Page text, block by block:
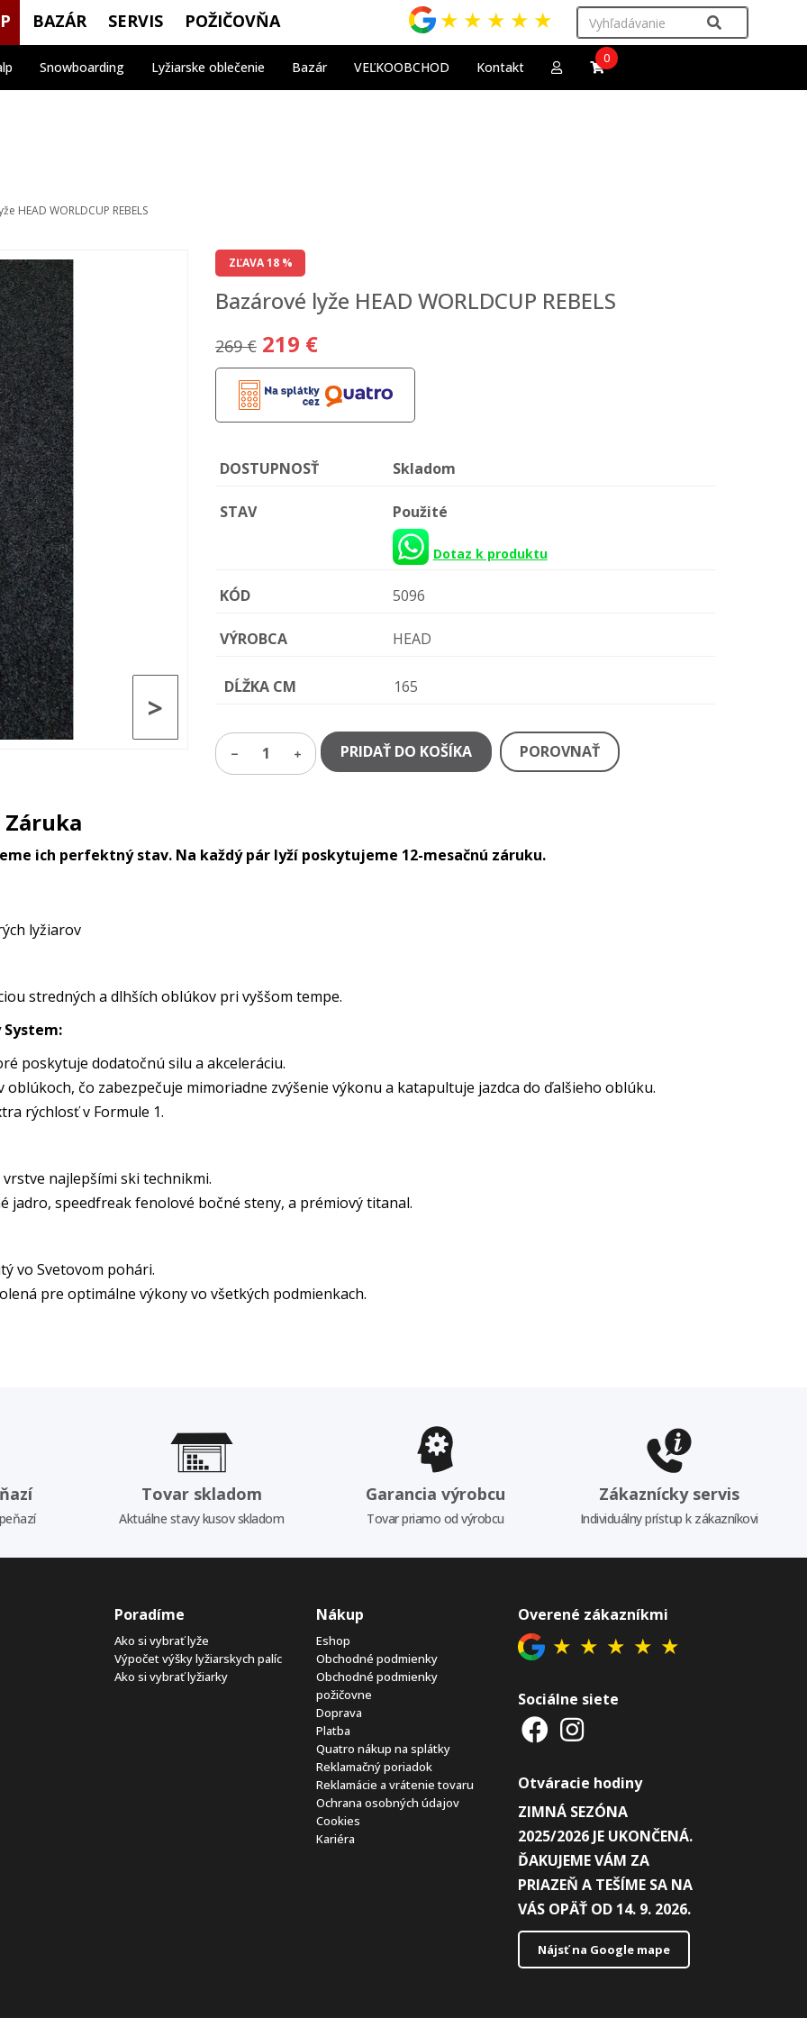
BAZÁR SERVIS POŽIČOVŇA ★ ★ ★ ★ ★
Snowboarding Lyžiarske oblečenie Bazár VEĽKOOBCHOD Kontakt
0
HEAD WORLDCUP REBELS
>
ZĽAVA 18 %
Bazárové lyže HEAD WORLDCUP REBELS
269 € 219 €
DOSTUPNOSŤ Skladom
STAV Použité
Dotaz k produktu
KÓD 5096
VÝROBCA HEAD
DĹŽKA CM 165
1 PRIDAŤ DO KOŠÍKA POROVNAŤ
Záruka
ich perfektný stav. Na každý pár lyží poskytujeme 12-mesačnú záruku.
lyžiarov
stredných a dlhších oblúkov pri vyššom tempe.
System:
poskytuje dodatočnú silu a akceleráciu.
čo zabezpečuje mimoriadne zvýšenie výkonu a katapultuje jazdca do ďalšieho oblúku.
rýchlosť v Formule 1.
najlepšími ski technikmi.
jadro, speedfreak fenolové bočné steny, a prémiový titanal.
vo Svetovom pohári.
pre optimálne výkony vo všetkých podmienkach.
Tovar skladom
Aktuálne stavy kusov skladom
Garancia výrobcu
Tovar priamo od výrobcu
Zákaznícky servis
Individuálny prístup k zákazníkovi
Poradíme
Ako si vybrať lyže
Výpočet výšky lyžiarskych palíc
Ako si vybrať lyžiarky
Nákup
Eshop
Obchodné podmienky
Obchodné podmienky
požičovne
Doprava
Platba
Quatro nákup na splátky
Reklamačný poriadok
Reklamácie a vrátenie tovaru
Ochrana osobných údajov
Cookies
Kariéra
Overené zákazníkmi
★ ★ ★ ★ ★
Sociálne siete
Otváracie hodiny
ZIMNÁ SEZÓNA
2025/2026 JE UKONČENÁ.
ĎAKUJEME VÁM ZA
PRIAZEŇ A TEŠÍME SA NA
VÁS OPÄŤ OD 14. 9. 2026.
Nájsť na Google mape